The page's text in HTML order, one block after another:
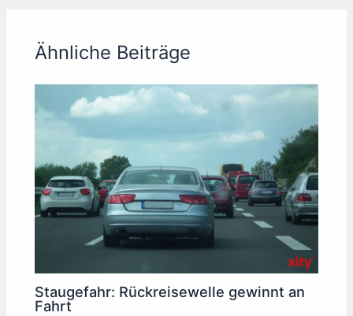
Ähnliche Beiträge
Staugefahr: Rückreisewelle gewinnt an
Fahrt